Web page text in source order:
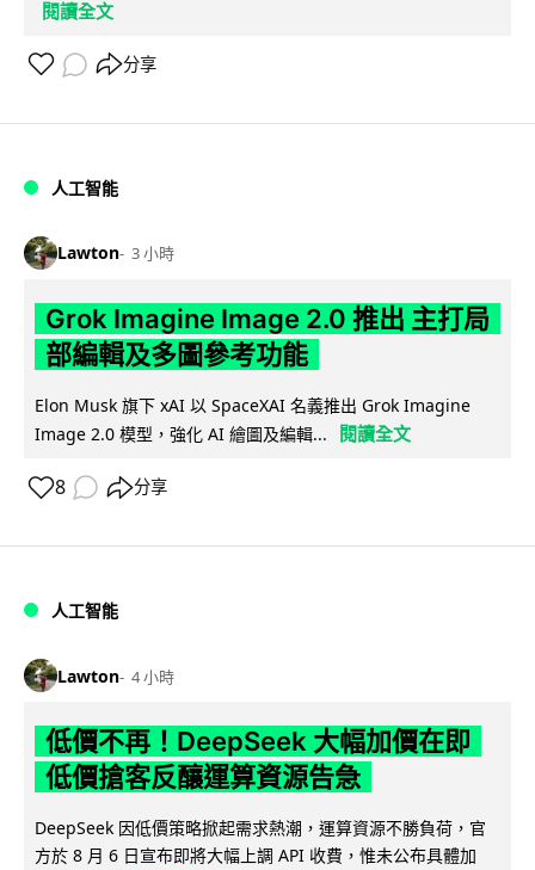
閱讀全文
分享
人工智能
Lawton 3 小時
Grok Imagine Image 2.0 推出 主打局
部編輯及多圖參考功能
Elon Musk 旗下 xAI 以 SpaceXAI 名義推出 Grok Imagine
Image 2.0 模型，強化 AI 繪圖及編輯...
閱讀全文
8 分享
人工智能
Lawton 4 小時
低價不再！DeepSeek 大幅加價在即
低價搶客反釀運算資源告急
DeepSeek 因低價策略掀起需求熱潮，運算資源不勝負荷，官
方於 8 月 6 日宣布即將大幅上調 API 收費，惟未公布具體加